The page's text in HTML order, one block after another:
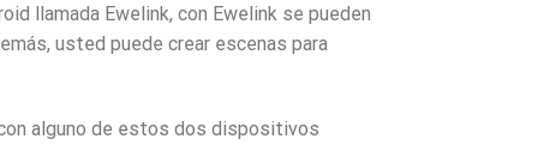
llamada Ewelink, con Ewelink se pueden
usted puede crear escenas para
alguno de estos dos dispositivos